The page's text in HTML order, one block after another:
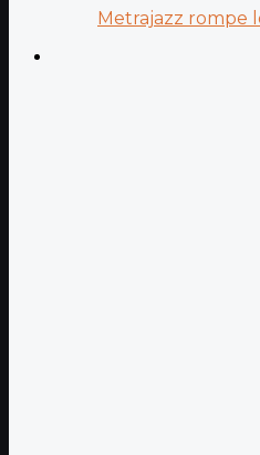
Metrajazz rompe